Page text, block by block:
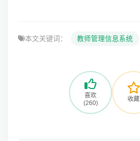
本文关键词： 教师管理信息系统
喜欢
(260)
收藏